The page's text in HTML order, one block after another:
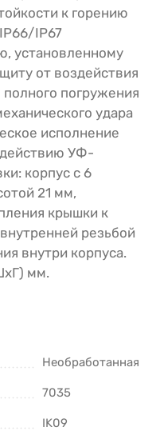
к горению
IP67
установленному
от воздействия
погружения
удара
исполнение
УФ-
корпус с 6
21 мм,
крышки к
резьбой
внутри корпуса.
мм.
Необработанная
7035
IK09